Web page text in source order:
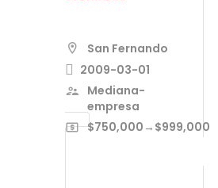
San Fernando
2009-03-01
Mediana-
empresa
$750,000→$999,000